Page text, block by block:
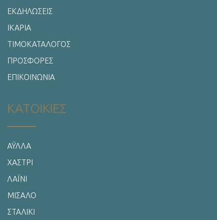
ΕΚΔΗΛΩΣΕΙΣ
ΙΚΑΡΙΑ
ΤΙΜΟΚΑΤΑΛΟΓΟΣ
ΠΡΟΣΦΟΡΕΣ
ΕΠΙΚΟΙΝΩΝΙΑ
ΚΑΤΟΙΚΙΕΣ
ΑΫΛΛΑ
ΧΑΣΤΡΙ
ΛΑΪΝΙ
ΜΙΣΑΛΟ
ΣΤΑΛΙΚΙ